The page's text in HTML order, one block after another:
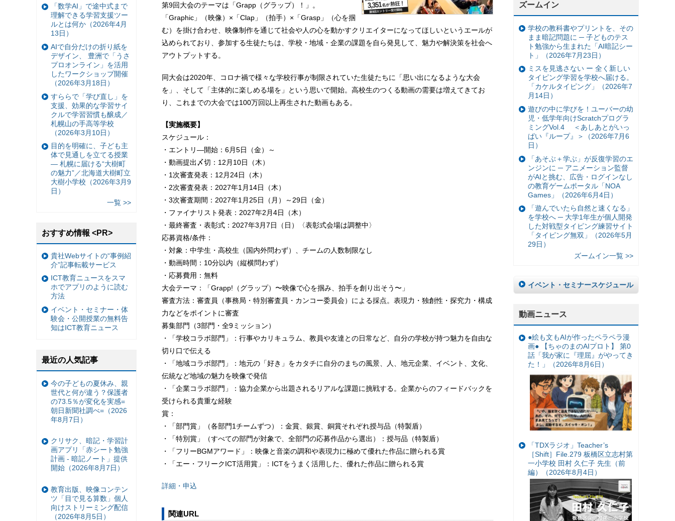
第9回大会のテーマは「Grapp（グラップ）！」。
「Graphic」（映像）×「Clap」（拍手）×「Grasp」（心を掴
む）を掛け合わせ、映像制作を通じて社会や人の心を動かすクリエイターになってほしいというエールが
込められており、参加する生徒たちは、学校・地域・企業の課題を自ら発見して、魅力や解決策を社会へ
アウトプットする。
同大会は2020年、コロナ禍で様々な学校行事が制限されていた生徒たちに「思い出になるような大会
を」、そして「主体的に楽しめる場を」という思いで開始。高校生のつくる動画の需要は増えてきてお
り、これまでの大会では100万回以上再生された動画もある。
【実施概要】
スケジュール：
・エントリ―開始：6月5日（金）～
・動画提出〆切：12月10日（木）
・1次審査発表：12月24日（木）
・2次審査発表：2027年1月14日（木）
・3次審査期間：2027年1月25日（月）～29日（金）
・ファイナリスト発表：2027年2月4日（木）
・最終審査・表彰式：2027年3月7日（日）〈表彰式会場は調整中〉
応募資格/条件：
・対象：中学生・高校生（国内外問わず）、チームの人数制限なし
・動画時間：10分以内（縦横問わず）
・応募費用：無料
大会テーマ：「Grapp!（グラップ）〜映像で心を掴み、拍手を創り出そう〜」
審査方法：審査員（事務局・特別審査員・カンコー委員会）による採点。表現力・独創性・探究力・構成
力などをポイントに審査
募集部門（3部門・全9ミッション）
・「学校コラボ部門」：行事やカリキュラム、教員や友達との日常など、自分の学校が持つ魅力を自由な
切り口で伝える
・「地域コラボ部門」：地元の「好き」をカタチに自分のまちの風景、人、地元企業、イベント、文化、
伝統など地域の魅力を映像で発信
・「企業コラボ部門」：協力企業から出題されるリアルな課題に挑戦する。企業からのフィードバックを
受けられる貴重な経験
賞：
・「部門賞」（各部門1チームずつ）：金賞、銀賞、銅賞それぞれ授与品（特製盾）
・「特別賞」（すべての部門が対象で、全部門の応募作品から選出）：授与品（特製盾）
・「フリーBGMアワード」：映像と音楽の調和や表現力に極めて優れた作品に贈られる賞
・「エー・フリークICT活用賞」：ICTをうまく活用した、優れた作品に贈られる賞
詳細・申込
関連URL
ズームイン
学校の教科書やプリントを、その
まま暗記問題に ─ 子どものテス
ト勉強から生まれた「AI暗記シー
ト」（2026年7月23日）
ミスを見逃さない ー 全く新しい
タイピング学習を学校へ届ける。
「カケルタイピング」（2026年7
月14日）
遊びの中に学びを！ユーバーの幼
児・低学年向けScratchプログラ
ミングVol.4 ＜あしあとがいっ
ぱい『ループ』＞（2026年7月6
日）
「あそぶ＋学ぶ」が反復学習のエ
ンジンに ─ アニメーション監督
がAIと挑む、広告・ログインなし
の教育ゲームポータル「NOA
Games」（2026年6月4日）
「遊んでいたら自然と速くなる」
を学校へ ─ 大学1年生が個人開発
した対戦型タイピング練習サイト
「タイピング無双」（2026年5月
29日）
ズームイン一覧 >>
イベント・セミナースケジュール
動画ニュース
●絵も文もAIが作ったペラペラ漫
画● 【ちゃのまのAIプロト】 第0
話「我が家に『理屈』がやってき
た！」（2026年8月6日）
「TDXラジオ」Teacher’s
［Shift］File.279 板橋区立志村第
一小学校 田村 久仁子 先生（前
編）（2026年8月4日）
「数学AI」で途中式まで
理解できる学習支援ツー
ルとは何か（2026年4月
13日）
AIで自分だけの折り紙を
デザイン、 豊洲で「うさ
プロオンライン」を活用
したワークショップ開催
（2026年3月18日）
すららで「学び直し」を
支援、効果的な学習サイ
クルで学習習慣も醸成／
札幌山の手高等学校
（2026年3月10日）
目的を明確に、子ども主
体で見通しを立てる授業
— 札幌に届ける“大樹町
の魅力”／北海道大樹町立
大樹小学校（2026年3月9
日）
一覧 >>
おすすめ情報 <PR>
貴社Webサイトの“事例紹
介”記事転載サービス
ICT教育ニュースをスマ
ホでアプリのように読む
方法
イベント・セミナー・体
験会・公開授業の無料告
知はICT教育ニュース
最近の人気記事
今の子どもの夏休み、親
世代と何が違う？保護者
の73.5％が変化を実感=
朝日新聞社調べ=（2026
年8月7日）
クリサク、暗記・学習計
画アプリ「赤シート勉強
計画 - 暗記ノート」提供
開始（2026年8月7日）
教育出版、映像コンテン
ツ「目で見る算数」個人
向けストリーミング配信
（2026年8月5日）